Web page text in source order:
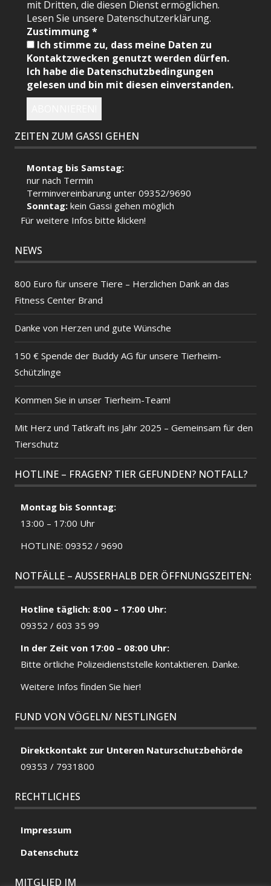
mit Dritten, die diesen Dienst ermöglichen.
Lesen Sie unsere Datenschutzerklärung.
Zustimmung*
Ich stimme zu, dass meine Daten zu
Kontaktzwecken genutzt werden dürfen.
Ich habe die Datenschutzbedingungen
gelesen und bin mit diesen einverstanden.
ZEITEN ZUM GASSI GEHEN
Montag bis Samstag:
nur nach Termin
Terminvereinbarung unter 09352/9690
Sonntag:kein Gassi gehen möglich
Für weitere Infos bitte klicken!
NEWS
800 Euro für unsere Tiere – Herzlichen Dank an das
Fitness Center Brand
Danke von Herzen und gute Wünsche
150 € Spende der Buddy AG für unsere Tierheim-
Schützlinge
Kommen Sie in unser Tierheim-Team!
Mit Herz und Tatkraft ins Jahr 2025 – Gemeinsam für den
Tierschutz
HOTLINE – FRAGEN? TIER GEFUNDEN? NOTFALL?
Montag bis Sonntag:
13:00 – 17:00 Uhr
HOTLINE: 09352 / 9690
NOTFÄLLE – AUSSERHALB DER ÖFFNUNGSZEITEN:
Hotline täglich: 8:00 – 17:00 Uhr:
09352 / 603 35 99
In der Zeit von 17:00 – 08:00 Uhr:
Bitte örtliche Polizeidienststelle kontaktieren. Danke.
Weitere Infos finden Sie hier!
FUND VON VÖGELN/ NESTLINGEN
Direktkontakt zur Unteren Naturschutzbehörde
09353 / 7931800
RECHTLICHES
Impressum
Datenschutz
MITGLIED IM